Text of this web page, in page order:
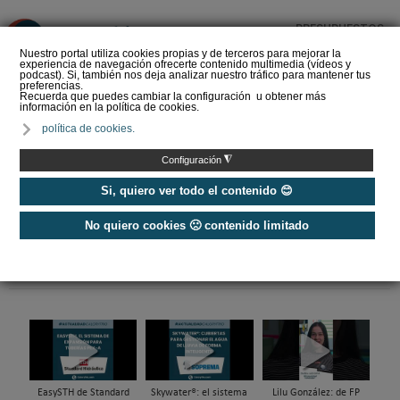
Nuestro portal utiliza cookies propias y de terceros para mejorar la
experiencia de navegación ofrecerte contenido multimedia (vídeos y
podcast). Si, también nos deja analizar nuestro tráfico para mantener tus
preferencias.
Recuerda que puedes cambiar la configuración u obtener más
información en la política de cookies.
política de cookies.
Configuración ◮
Si, quiero ver todo el contenido 😊
No quiero cookies 🙁 contenido limitado
PRESUPUESTOS
del Amperio (Episodio 3)
EasySTH de Standard
Skywater®: el sistema
Lilu González: de FP